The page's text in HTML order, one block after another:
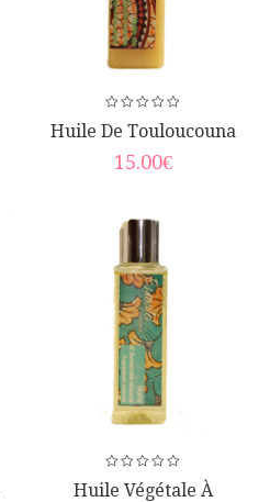
Huile De Touloucouna
15.00€
Huile Végétale À